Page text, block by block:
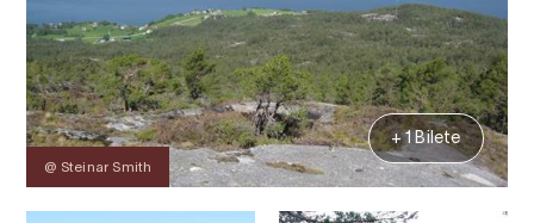
@ Steinar Smith
+ 1 Bilete